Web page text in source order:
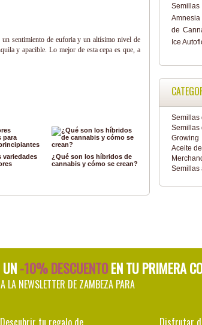
sentimiento de euforia y un altísimo nivel de
y apacible. Lo mejor de esta cepa es que, a
variedades
¿Qué son los híbridos de
cannabis y cómo se crean?
de
Ice
Semillas
Semillas
Growing
Aceite
Semillas
-10% DESCUENTOEN TU PRIMERA
LA NEWSLETTER DE ZAMBEZA PARA
Descubrir tu regalo de Disfrutar